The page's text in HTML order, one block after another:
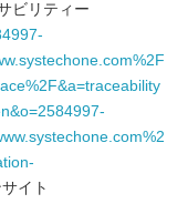
ビリティー
イト